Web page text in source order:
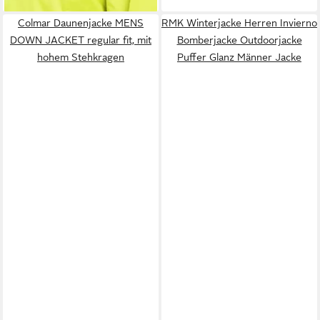
Stehkragen
Colmar Daunenjacke MENS
DOWN JACKET regular fit, mit
hohem Stehkragen
RMK Winterjacke Herren Invierno
Bomberjacke Outdoorjacke
Puffer Glanz Männer Jacke